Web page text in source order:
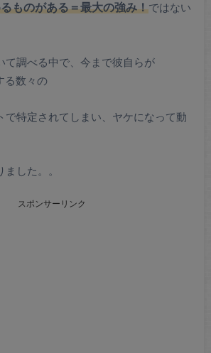
ものがある＝最大の強み！ではない
て調べる中で、今まで彼自らが
る数々の
で特定されてしまい、ヤケになって動
した。。
スポンサーリンク